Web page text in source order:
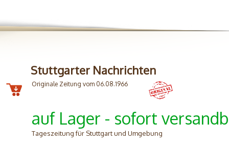
Stuttgarter Nachrichten
Originale Zeitung vom 06.08.1966
auf Lager - sofort
Tageszeitung für Stuttgart und Umgebung